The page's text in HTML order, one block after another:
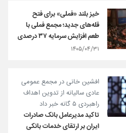
خیز بلند «فملی» برای فتح
قله‌های جدید؛ مجمع فملی با
طعم افزایش سرمایه ۳۷ درصدی
۱۴۰۵/۰۴/۳۱
افشین خانی در مجمع عمومی
عادی سالیانه از تدوین اهداف
راهبردی ۵ گانه خبر داد​
تاکید مدیرعامل بانک صادرات
ایران بر ارتقای خدمات بانکی​